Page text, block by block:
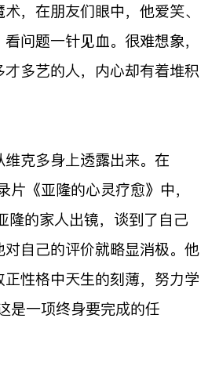
，在朋友们眼中，他爱笑、
问题一针见血。很难想象，
多艺的人，内心却有着堆积
克多身上透露出来。在
片《亚隆的心灵疗愈》中，
隆的家人出镜，谈到了自己
自己的评价就略显消极。他
性格中天生的刻薄，努力学
是一项终身要完成的任